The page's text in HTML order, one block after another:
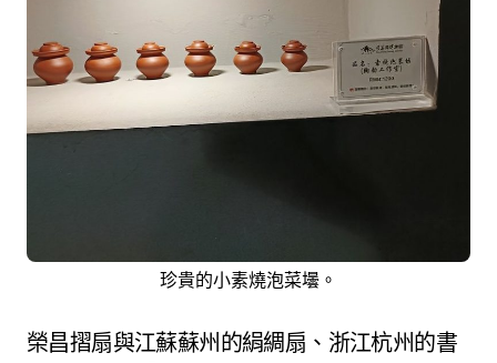
珍貴的小素燒泡菜壜。
榮昌摺扇與江蘇蘇州的絹綢扇、浙江杭州的書